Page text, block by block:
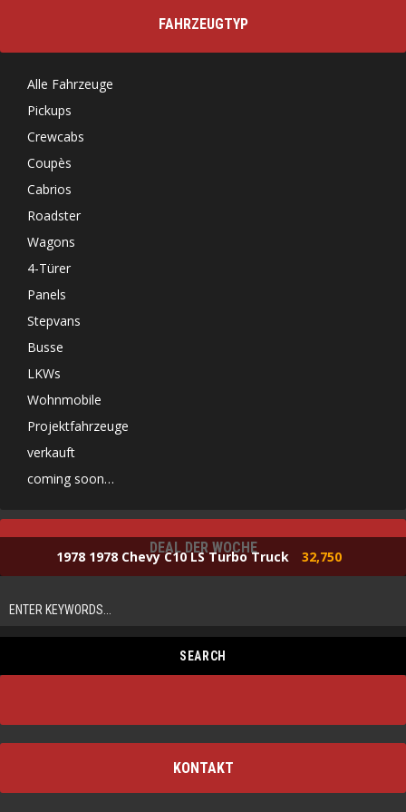
FAHRZEUGTYP
Alle Fahrzeuge
Pickups
Crewcabs
Coupès
Cabrios
Roadster
Wagons
4-Türer
Panels
Stepvans
Busse
LKWs
Wohnmobile
Projektfahrzeuge
verkauft
coming soon…
DEAL DER WOCHE
1978 1978 Chevy C10 LS Turbo Truck 32,750
KONTAKT